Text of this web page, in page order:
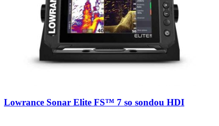
Lowrance Sonar Elite FS™ 7 so sondou HDI